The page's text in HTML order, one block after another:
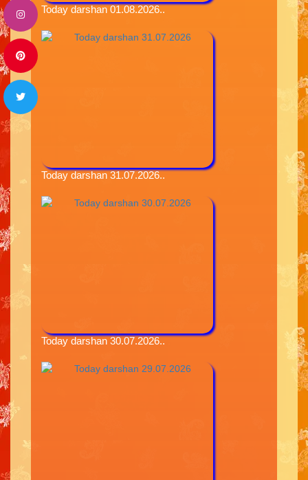
Today darshan 01.08.2026..
Today darshan 31.07.2026..
Today darshan 30.07.2026..